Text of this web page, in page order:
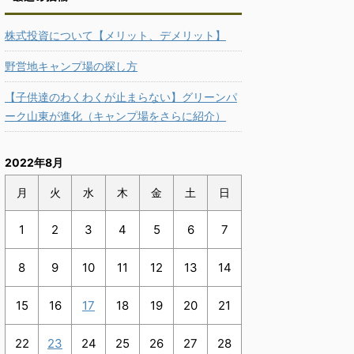
株式投資について【メリット、デメリット】
野営地キャンプ場の探し方
【子供達のわくわくが止まらない】グリーンパ
ーク山東が進化（キャンプ場をさらに紹介）
2022年8月
月 火 水 木 金 土 日
1 2 3 4 5 6 7
8 9 10 11 12 13 14
15 16 17 18 19 20 21
22 23 24 25 26 27 28